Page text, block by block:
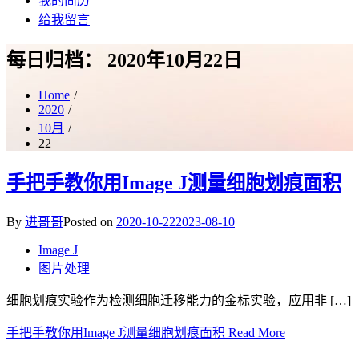
给我留言
每日归档： 2020年10月22日
Home
2020
10月
22
手把手教你用Image J测量细胞划痕面积
By 进哥哥Posted on 2020-10-222023-08-10
Image J
图片处理
细胞划痕实验作为检测细胞迁移能力的金标实验，应用非 […]
手把手教你用Image J测量细胞划痕面积 Read More